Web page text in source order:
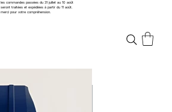
les commandes passées du 31 juillet au 10 août
seront traitées et expédiées à partir du 11 août.
merci pour votre compréhension.